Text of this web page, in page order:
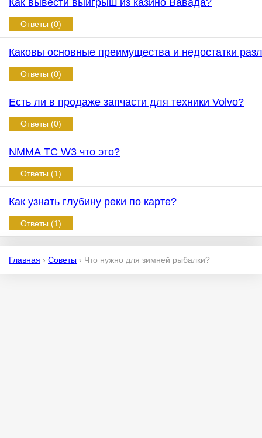
Как вывести выигрыш из казино Вавада?
Ответы (0)
Каковы основные преимущества и недостатки
Ответы (0)
Есть ли в продаже запчасти для техники Volvo?
Ответы (0)
NMMA TC W3 что это?
Ответы (1)
Как узнать глубину реки по карте?
Ответы (1)
Главная › Советы › Что нужно для зимней рыбалки?